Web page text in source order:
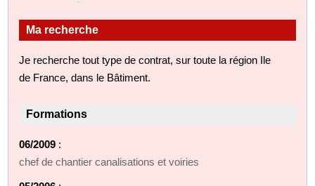
Ma recherche
Je recherche tout type de contrat, sur toute la région Ile
de France, dans le Bâtiment.
Formations
06/2009 :
chef de chantier canalisations et voiries